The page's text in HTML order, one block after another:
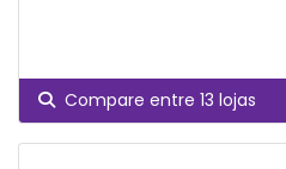
Compare entre 13 lojas